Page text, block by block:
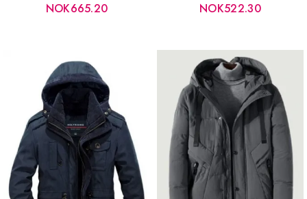
NOK665.20
NOK522.30